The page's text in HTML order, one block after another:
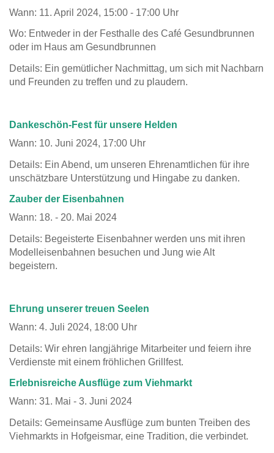
Wann: 11. April 2024, 15:00 - 17:00 Uhr
Wo: Entweder in der Festhalle des Café Gesundbrunnen
oder im Haus am Gesundbrunnen
Details: Ein gemütlicher Nachmittag, um sich mit Nachbarn
und Freunden zu treffen und zu plaudern.
Dankeschön-Fest für unsere Helden
Wann: 10. Juni 2024, 17:00 Uhr
Details: Ein Abend, um unseren Ehrenamtlichen für ihre
unschätzbare Unterstützung und Hingabe zu danken.
Zauber der Eisenbahnen
Wann: 18. - 20. Mai 2024
Details: Begeisterte Eisenbahner werden uns mit ihren
Modelleisenbahnen besuchen und Jung wie Alt
begeistern.
Ehrung unserer treuen Seelen
Wann: 4. Juli 2024, 18:00 Uhr
Details: Wir ehren langjährige Mitarbeiter und feiern ihre
Verdienste mit einem fröhlichen Grillfest.
Erlebnisreiche Ausflüge zum Viehmarkt
Wann: 31. Mai - 3. Juni 2024
Details: Gemeinsame Ausflüge zum bunten Treiben des
Viehmarkts in Hofgeismar, eine Tradition, die verbindet.